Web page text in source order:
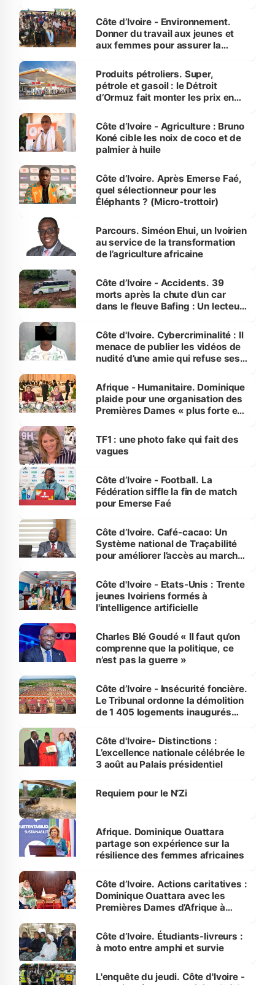
Côte d’Ivoire - Environnement.
Donner du travail aux jeunes et
aux femmes pour assurer la
menacées
Produits pétroliers. Super,
pétrole et gasoil : le Détroit
d’Ormuz fait monter les prix en
Côte d’Ivoire - Agriculture : Bruno
Koné cible les noix de coco et de
palmier à huile
Côte d’Ivoire. Après Emerse Faé,
quel sélectionneur pour les
Éléphants ? (Micro-trottoir)
Parcours. Siméon Ehui, un Ivoirien
au service de la transformation
de l’agriculture africaine
Côte d’Ivoire - Accidents. 39
morts après la chute d’un car
dans le fleuve Bafing : Un lecteur
des Transports
Côte d'Ivoire. Cybercriminalité : Il
menace de publier les vidéos de
nudité d’une amie qui refuse ses
Afrique - Humanitaire. Dominique
plaide pour une organisation des
Premières Dames « plus forte et
sur la scène internationale »
TF1 : une photo fake qui fait des
vagues
Côte d’Ivoire - Football. La
Fédération siffle la fin de match
pour Emerse Faé
Côte d’Ivoire. Café-cacao: Un
Système national de Traçabilité
pour améliorer l’accès au marché
Côte d'Ivoire - Etats-Unis : Trente
jeunes Ivoiriens formés à
l'intelligence artificielle
Charles Blé Goudé « Il faut qu’on
comprenne que la politique, ce
n’est pas la guerre »
Côte d’Ivoire - Insécurité foncière.
Le Tribunal ordonne la démolition
de 1 405 logements inaugurés
Bassam
Côte d'Ivoire- Distinctions :
L’excellence nationale célébrée le
3 août au Palais présidentiel
Requiem pour le N’Zi
Afrique. Dominique Ouattara
partage son expérience sur la
résilience des femmes africaines
Côte d’Ivoire. Actions caritatives :
Dominique Ouattara avec les
Premières Dames d’Afrique à
Côte d’Ivoire. Étudiants-livreurs :
à moto entre amphi et survie
L'enquête du jeudi. Côte d'Ivoire -